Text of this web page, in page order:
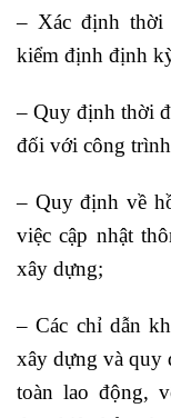
– Xác định thời
kiểm định định
– Quy định thời
đối với công
– Quy định về
việc cập nhật
xây dựng;
– Các chỉ dẫn
xây dựng và quy
toàn lao động,